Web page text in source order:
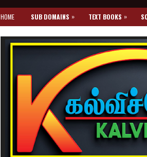
HOME SUB DOMAINS » TEXT BOOKS »